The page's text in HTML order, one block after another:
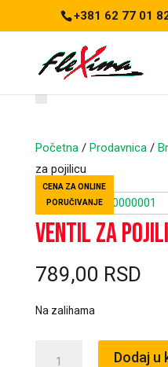
+381 62 77 01
Početna/ Prodavnica/
za pojilicu
CENA ZA ONLINE
PORUČIVANJE
Ventil za
789,00 RSD
Na zalihama
Dodaj u